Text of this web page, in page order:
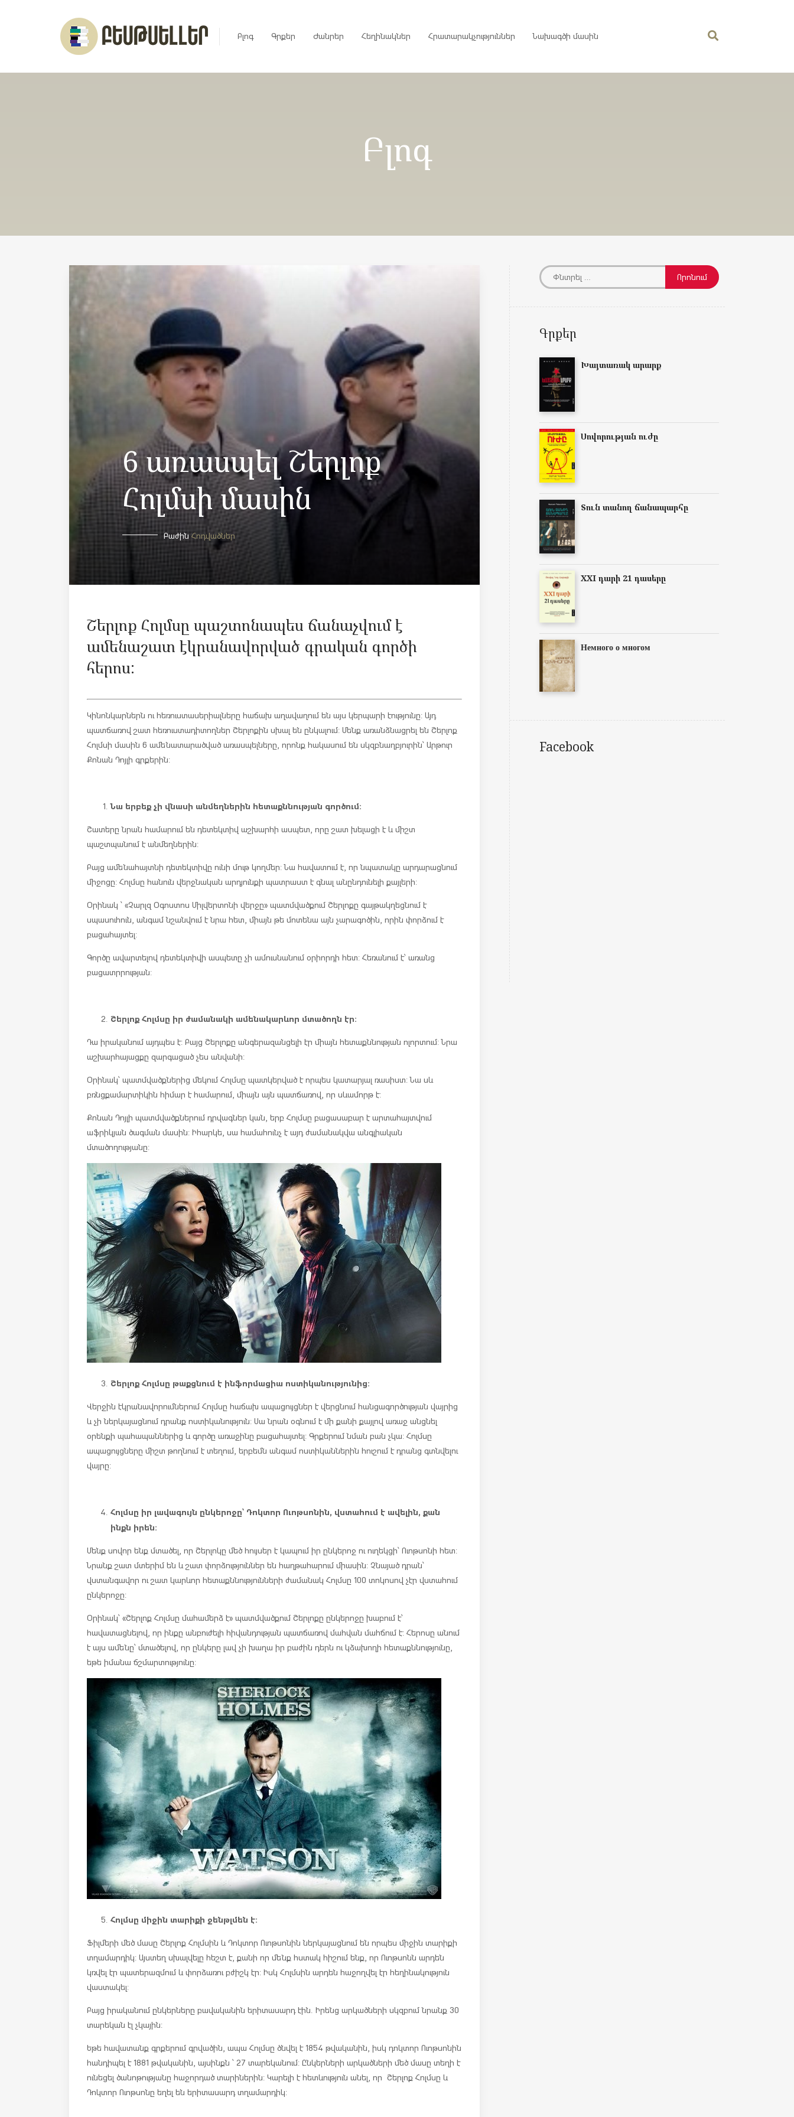
Բլոգ Գրքեր Ժանրեր Հեղինակներ Հրատարակչություններ Նախագծի մասին
Բլոգ
6 առասպել Շերլոք
Հոլմսի մասին
Բաժին Հոդվածներ
Շերլոք Հոլմսը պաշտոնապես ճանաչվում է
ամենաշատ էկրանավորված գրական գործի
հերոս:
Կինոնկարներն ու հեռուստասերիալները հաճախ աղավաղում են այս կերպարի էությունը: Այդ
պատճառով շատ հեռուստադիտողներ Շերլոքին սխալ են ընկալում: Մենք առանձնացրել են Շերլոք
Հոլմսի մասին 6 ամենատարածված առասպելները, որոնք հակասում են սկզբնաղբյուրին՝ Արթուր
Քոնան Դոյլի գրքերին:
Նա երբեք չի վնասի անմեղներին հետաքննության գործում:
Շատերը նրան համարում են դետեկտիվ աշխարհի ասպետ, որը շատ խելացի է և միշտ
պաշտպանում է անմեղներին:
Բայց ամենահայտնի դետեկտիվը ունի մութ կողմեր: Նա հավատում է, որ նպատակը արդարացնում
միջոցը: Հոլմսը հանուն վերջնական արդյունքի պատրաստ է գնալ անընդունելի քայլերի:
Օրինակ ՝ «Չարլզ Օգոստոս Միլվերտոնի վերջը» պատմվածքում Շերլոքը գայթակղեցնում է
սպասուհուն, անգամ նշանվում է նրա հետ, միայն թե մոտենա այն չարագոծին, որին փորձում է
բացահայտել:
Գործը ավարտելով դետեկտիվի ասպետը չի ամուսնանում օրիորդի հետ: Հեռանում է՝ առանց
բացատրրության:
Շերլոք Հոլմսը իր ժամանակի ամենակարևոր մտածողն էր:
Դա իրականում այդպես է: Բայց Շերլոքը անգերազանցելի էր միայն հետաքննության ոլորտում: Նրա
աշխարհայացքը զարգացած չես անվանի:
Օրինակ՝ պատմվածքներից մեկում Հոլմսը պատկերված է որպես կատարյալ ռասիստ: Նա սև
բռնցքամարտիկին հիմար է համարում, միայն այն պատճառով, որ սևամորթ է:
Քոնան Դոյլի պատմվածքներում դրվագներ կան, երբ Հոլմսը բացասաբար է արտահայտվում
աֆրիկյան ծագման մասին: Իհարկե, սա համահունչ է այդ ժամանակվա անգլիական
մտածողությանը:
Շերլոք Հոլմսը թաքցնում է ինֆորմացիա ոստիկանությունից:
Վերջին էկրանավորումներում Հոլմսը հաճախ ապացույցներ է վերցնում հանցագործության վայրից
և չի ներկայացնում դրանք ոստիկանություն: Սա նրան օգնում է մի քանի քայլով առաջ անցնել
օրենքի պահապաններից և գործը առաջինը բացահայտել: Գրքերում նման բան չկա: Հոլմսը
ապացույցները միշտ թողնում է տեղում, երբեմն անգամ ոստիկաններին հուշում է դրանց գտնվելու
վայրը:
Հոլմսը իր լավագույն ընկերոջը՝ Դոկտոր Ուոթսոնին, վստահում է ավելին, քան
ինքն իրեն:
Մենք սովոր ենք մտածել, որ Շերլոկը մեծ հույսեր է կապում իր ընկերոջ ու ուղեկցի՝ Ուոթսոնի հետ:
Նրանք շատ մտերիմ են և շատ փորձություններ են հաղթահարում միասին: Չնայած դրան՝
վստանգավոր ու շատ կարևոր հետաքննությունների ժամանակ Հոլմսը 100 տոկոսով չէր վստահում
ընկերոջը:
Օրինակ՝ «Շերլոք Հոլմսը մահամերձ է» պատմվածքում Շերլոքը ընկերոջը խաբում է՝
հավատացնելով, որ ինքը անբուժելի հիվանդության պատճառով մահվան մահճում է: Հերոսը անում
է այս ամենը՝ մտածելով, որ ընկերը լավ չի խաղա իր բաժին դերն ու կձախողի հետաքննությունը,
եթե իմանա ճշմարտությունը:
Հոլմսը միջին տարիքի ջենթլմեն է:
Ֆիլմերի մեծ մասը Շերլոք Հոլմսին և Դոկտոր Ուոթսոնին ներկայացնում են որպես միջին տարիքի
տղամարդիկ: Այստեղ սխալվելը հեշտ է, քանի որ մենք հստակ հիշում ենք, որ Ուոթսոնն արդեն
կռվել էր պատերազմում և փորձառու բժիշկ էր: Իսկ Հոլմսին արդեն հաջողվել էր հեղինակություն
վաստակել:
Բայց իրականում ընկերները բավականին երիտասարդ էին. Իրենց արկածների սկզբում նրանք 30
տարեկան էլ չկային:
Եթե հավատանք գրքերում գրվածին, ապա Հոլմսը ծնվել է 1854 թվականին, իսկ դոկտոր Ուոթսոնին
հանդիպել է 1881 թվականին, այսինքն ՝ 27 տարեկանում: Ընկերների արկածների մեծ մասը տեղի է
ունեցել ծանոթությանը հաջորդած տարիներին: Կարելի է հետևություն անել, որ Շերլոք Հոլմսը և
Դոկտոր Ուոթսոնը եղել են երիտասարդ տղամարդիկ:
Գրքեր
Խայտառակ արարք
Սովորության ուժը
Տուն տանող ճանապարհը
XXI դարի 21 դասերը
Немного о многом
Facebook